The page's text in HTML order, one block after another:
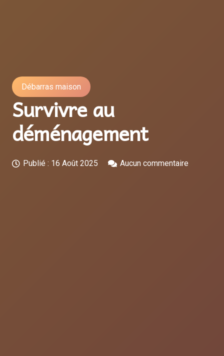
Débarras maison
Survivre au
déménagement
Publié : 16 Août 2025 Aucun commentaire